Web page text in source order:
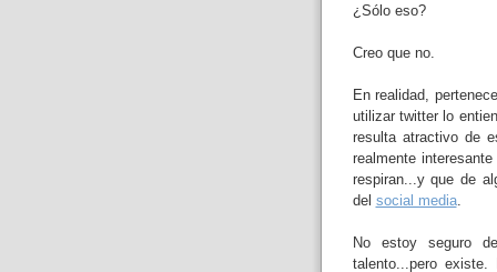
¿Sólo eso?
Creo que no.
En realidad,
utilizar twitter lo
resulta atractivo de
realmente
respiran...y que de
del social media.
No estoy seguro
talento...pero